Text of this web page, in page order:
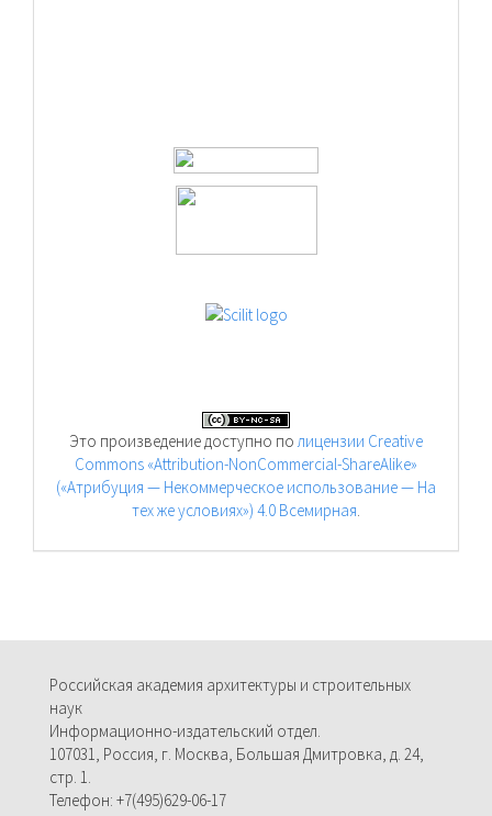
Это произведение доступно полицензии Creative
Commons «Attribution-NonCommercial-ShareAlike»
(«Атрибуция — Некоммерческое использование — На
тех же условиях») 4.0 Всемирная.
Российская академия архитектуры и строительных
наук
Информационно-издательский отдел.
107031, Россия, г. Москва, Большая Дмитровка, д. 24,
стр. 1.
Телефон: +7(495)629-06-17